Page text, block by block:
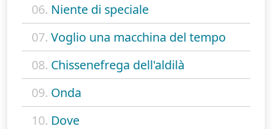
06. Niente di speciale
07. Voglio una macchina del tempo
08. Chissenefrega dell'aldilà
09. Onda
10. Dove